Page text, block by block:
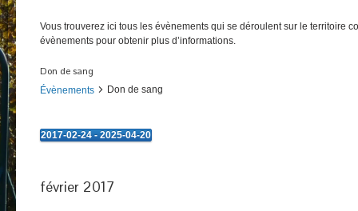
Vous trouverez ici tous les évènements qui se déroulent sur le territoire
évènements pour obtenir plus d’informations.
Don de sang
Évènements Don de sang
Évènements
2017-02-24 - 2025-04-20
février 2017